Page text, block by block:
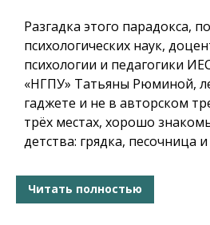
Разгадка этого парадокса,
психологических наук,
психологии и педагогики
«НГПУ» Татьяны Рюминой,
гаджете и не в авторском
трёх местах, хорошо
детства: грядка, песочница
Читать полностью